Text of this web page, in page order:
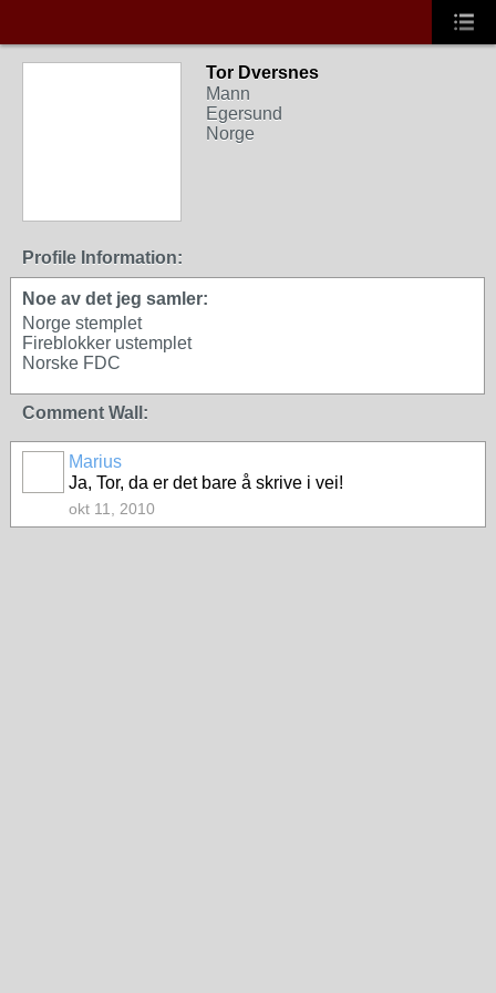
Tor Dversnes
Mann
Egersund
Norge
Profile Information:
Noe av det jeg samler:
Norge stemplet
Fireblokker ustemplet
Norske FDC
Comment Wall:
Marius
Ja, Tor, da er det bare å skrive i vei!
okt 11, 2010